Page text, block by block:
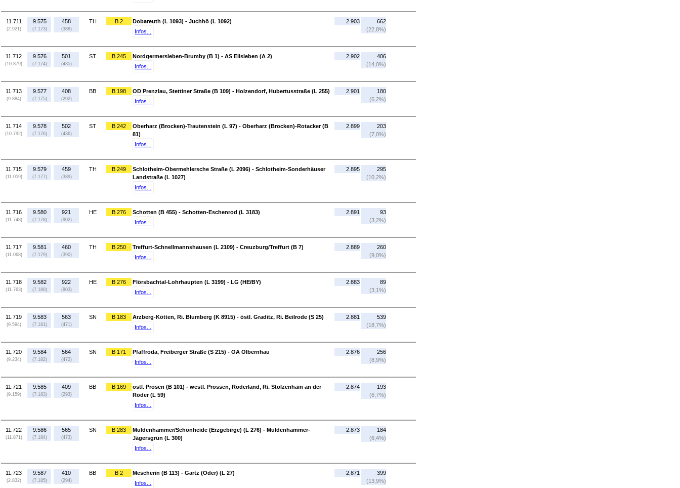
11.711
(2.921)
9.575
(7.173)
458
(388)
TH B 2
Dobareuth (L 1093) - Juchhö (L 1092)
Infos...
2.903
662
(22,8%)
11.712
(10.879)
9.576
(7.174)
501
(435)
ST B 245
Nordgermersleben-Brumby (B 1) - AS Eilsleben (A 2)
Infos...
2.902
406
(14,0%)
11.713
(9.884)
9.577
(7.175)
408
(292)
BB B 198
OD Prenzlau, Stettiner Straße (B 109) - Holzendorf, Hubertusstraße (L 255)
Infos...
2.901
180
(6,2%)
11.714
(10.792)
9.578
(7.176)
502
(436)
ST B 242
Oberharz (Brocken)-Trautenstein (L 97) - Oberharz (Brocken)-Rotacker (B
81)
Infos...
2.899
203
(7,0%)
11.715
(11.059)
9.579
(7.177)
459
(389)
TH B 249
Schlotheim-Obermehlersche Straße (L 2096) - Schlotheim-Sonderhäuser
Landstraße (L 1027)
Infos...
2.895
295
(10,2%)
11.716
(11.748)
9.580
(7.178)
921
(902)
HE B 276
Schotten (B 455) - Schotten-Eschenrod (L 3183)
Infos...
2.891
93
(3,2%)
11.717
(11.068)
9.581
(7.179)
460
(390)
TH B 250
Treffurt-Schnellmannshausen (L 2109) - Creuzburg/Treffurt (B 7)
Infos...
2.889
260
(9,0%)
11.718
(11.763)
9.582
(7.180)
922
(903)
HE B 276
Flörsbachtal-Lohrhaupten (L 3199) - LG (HE/BY)
Infos...
2.883
89
(3,1%)
11.719
(9.594)
9.583
(7.181)
563
(471)
SN B 183
Arzberg-Kötten, Ri. Blumberg (K 8915) - östl. Graditz, Ri. Beilrode (S 25)
Infos...
2.881
539
(18,7%)
11.720
(9.234)
9.584
(7.182)
564
(472)
SN B 171
Pfaffroda, Freiberger Straße (S 215) - OA Olbernhau
Infos...
2.876
256
(8,9%)
11.721
(9.159)
9.585
(7.183)
409
(293)
BB B 169
östl. Prösen (B 101) - westl. Prössen, Röderland, Ri. Stolzenhain an der
Röder (L 59)
Infos...
2.874
193
(6,7%)
11.722
(11.871)
9.586
(7.184)
565
(473)
SN B 283
Muldenhammer/Schönheide (Erzgebirge) (L 276) - Muldenhammer-
Jägersgrün (L 300)
Infos...
2.873
184
(6,4%)
11.723
(2.832)
9.587
(7.185)
410
(294)
BB B 2
Mescherin (B 113) - Gartz (Oder) (L 27)
Infos...
2.871
399
(13,9%)